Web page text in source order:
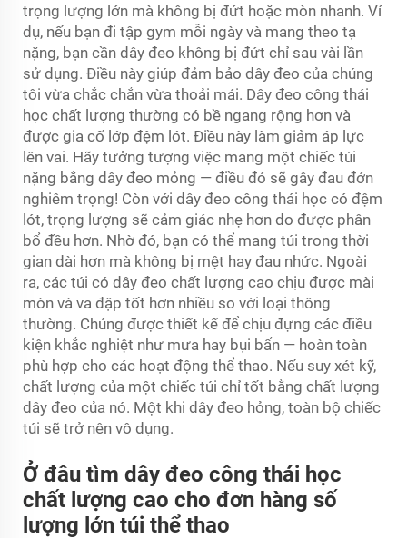
trọng lượng lớn mà không bị đứt hoặc mòn nhanh. Ví
dụ, nếu bạn đi tập gym mỗi ngày và mang theo tạ
nặng, bạn cần dây đeo không bị đứt chỉ sau vài lần
sử dụng. Điều này giúp đảm bảo dây đeo của chúng
tôi vừa chắc chắn vừa thoải mái. Dây đeo công thái
học chất lượng thường có bề ngang rộng hơn và
được gia cố lớp đệm lót. Điều này làm giảm áp lực
lên vai. Hãy tưởng tượng việc mang một chiếc túi
nặng bằng dây đeo mỏng — điều đó sẽ gây đau đớn
nghiêm trọng! Còn với dây đeo công thái học có đệm
lót, trọng lượng sẽ cảm giác nhẹ hơn do được phân
bổ đều hơn. Nhờ đó, bạn có thể mang túi trong thời
gian dài hơn mà không bị mệt hay đau nhức. Ngoài
ra, các túi có dây đeo chất lượng cao chịu được mài
mòn và va đập tốt hơn nhiều so với loại thông
thường. Chúng được thiết kế để chịu đựng các điều
kiện khắc nghiệt như mưa hay bụi bẩn — hoàn toàn
phù hợp cho các hoạt động thể thao. Nếu suy xét kỹ,
chất lượng của một chiếc túi chỉ tốt bằng chất lượng
dây đeo của nó. Một khi dây đeo hỏng, toàn bộ chiếc
túi sẽ trở nên vô dụng.
Ở đâu tìm dây đeo công thái học
chất lượng cao cho đơn hàng số
lượng lớn túi thể thao